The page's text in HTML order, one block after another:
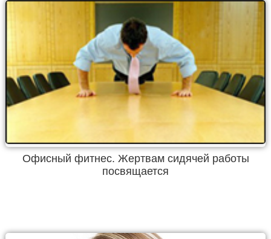
Офисный фитнес. Жертвам сидячей работы
посвящается